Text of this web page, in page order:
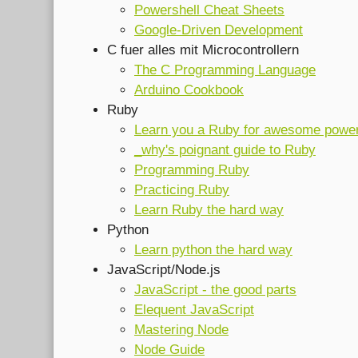
Powershell Cheat Sheets
Google-Driven Development
C fuer alles mit Microcontrollern
The C Programming Language
Arduino Cookbook
Ruby
Learn you a Ruby for awesome
_why's poignant guide to Ruby
Programming Ruby
Practicing Ruby
Learn Ruby the hard way
Python
Learn python the hard way
JavaScript/Node.js
JavaScript - the good parts
Elequent JavaScript
Mastering Node
Node Guide